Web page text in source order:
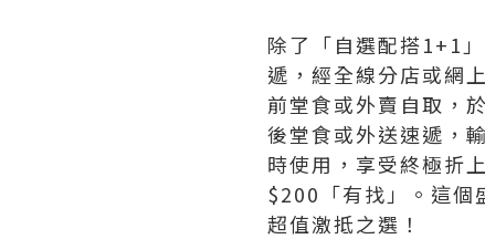
除了「自選配搭1+1
遞，經全線分店或網
前堂食或外賣自取，
後堂食或外送速遞，
時使用，享受終極折
$200「有找」。這個
超值激抵之選！